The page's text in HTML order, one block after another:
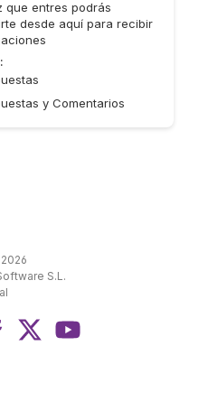
que entres podrás
desde aquí para recibir
y Comentarios
S.L.